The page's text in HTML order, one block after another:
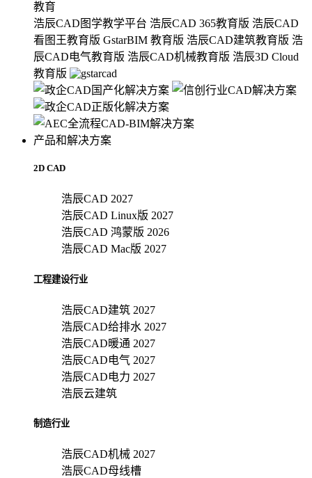
教育
浩辰CAD图学教学平台 浩辰CAD 365教育版 浩辰CAD
看图王教育版 GstarBIM 教育版 浩辰CAD建筑教育版 浩
辰CAD电气教育版 浩辰CAD机械教育版 浩辰3D Cloud
教育版
产品和解决方案
2D CAD
浩辰CAD 2027
浩辰CAD Linux版 2027
浩辰CAD 鸿蒙版 2026
浩辰CAD Mac版 2027
工程建设行业
浩辰CAD建筑 2027
浩辰CAD给排水 2027
浩辰CAD暖通 2027
浩辰CAD电气 2027
浩辰CAD电力 2027
浩辰云建筑
制造行业
浩辰CAD机械 2027
浩辰CAD母线槽